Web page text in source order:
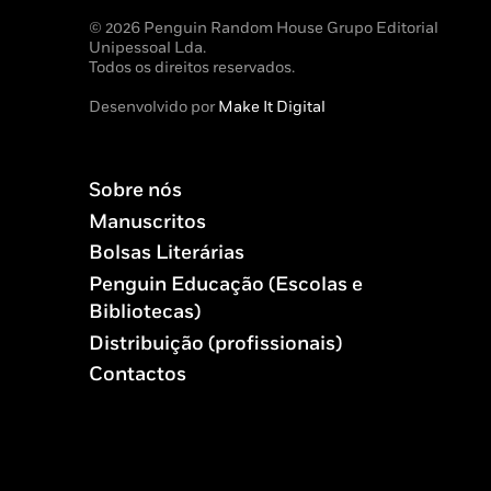
© 2026 Penguin Random House Grupo Editorial
Unipessoal Lda.
Todos os direitos reservados.
Desenvolvido porMake It Digital
Sobre nós
Manuscritos
Bolsas Literárias
Penguin Educação (Escolas e
Bibliotecas)
Distribuição (profissionais)
Contactos